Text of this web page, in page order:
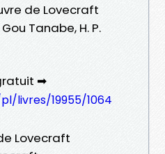
de Lovecraft
Tanabe, H. P.
➡
livres/19955/1064
Lovecraft